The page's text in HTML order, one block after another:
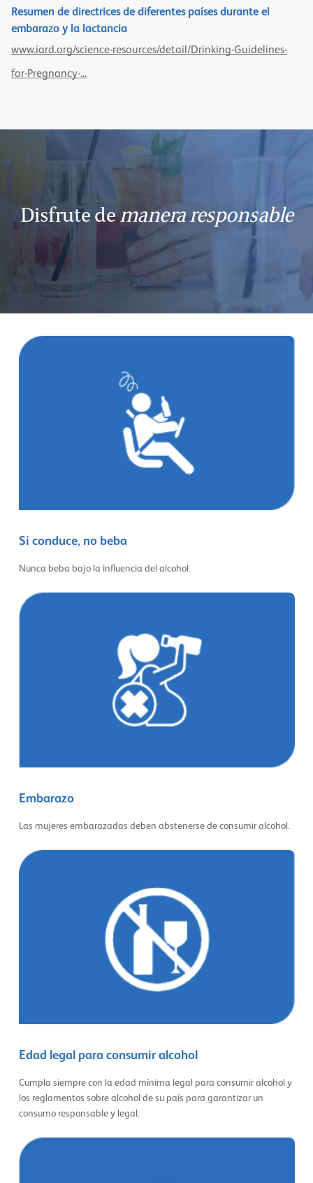
Resumen de directrices de diferentes países durante el
embarazo y la lactancia
www.iard.org/science-resources/detail/Drinking-Guidelines-
for-Pregnancy-...
Disfrute demanera responsable
Si conduce, no beba
Nunca beba bajo la influencia del alcohol.
Embarazo
Las mujeres embarazadas deben abstenerse de consumir alcohol.
Edad legal para consumir alcohol
Cumpla siempre con la edad mínima legal para consumir alcohol y
los reglamentos sobre alcohol de su país para garantizar un
consumo responsable y legal.